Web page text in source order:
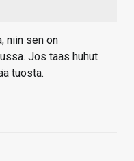
niin sen on
Jos taas huhut
tuosta.